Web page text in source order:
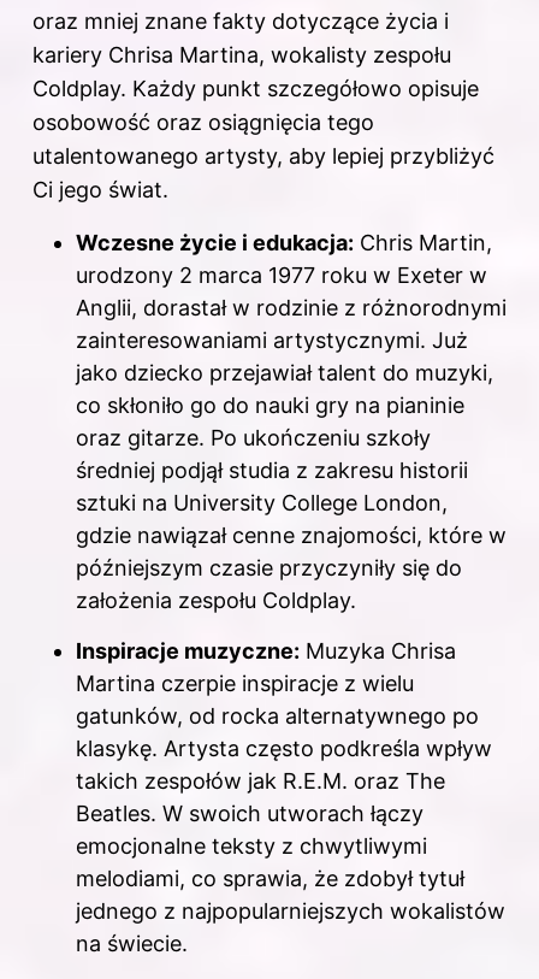
oraz mniej znane fakty dotyczące życia i
kariery Chrisa Martina, wokalisty zespołu
Coldplay. Każdy punkt szczegółowo opisuje
osobowość oraz osiągnięcia tego
utalentowanego artysty, aby lepiej przybliżyć
Ci jego świat.
Wczesne życie i edukacja: Chris Martin,
urodzony 2 marca 1977 roku w Exeter w
Anglii, dorastał w rodzinie z różnorodnymi
zainteresowaniami artystycznymi. Już
jako dziecko przejawiał talent do muzyki,
co skłoniło go do nauki gry na pianinie
oraz gitarze. Po ukończeniu szkoły
średniej podjął studia z zakresu historii
sztuki na University College London,
gdzie nawiązał cenne znajomości, które w
późniejszym czasie przyczyniły się do
założenia zespołu Coldplay.
Inspiracje muzyczne: Muzyka Chrisa
Martina czerpie inspiracje z wielu
gatunków, od rocka alternatywnego po
klasykę. Artysta często podkreśla wpływ
takich zespołów jak R.E.M. oraz The
Beatles. W swoich utworach łączy
emocjonalne teksty z chwytliwymi
melodiami, co sprawia, że zdobył tytuł
jednego z najpopularniejszych wokalistów
na świecie.